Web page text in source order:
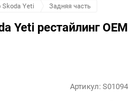
Skoda Yeti Задняя часть
Yeti рестайлинг OEM
Артикул:S01094